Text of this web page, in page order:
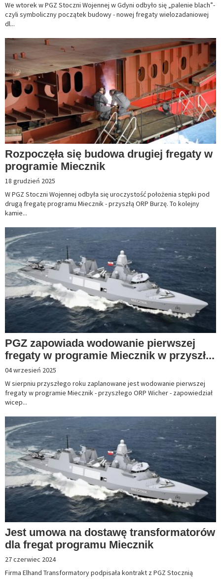
We wtorek w PGZ Stoczni Wojennej w Gdyni odbyło się „palenie blach”-
czyli symboliczny początek budowy - nowej fregaty wielozadaniowej
dl...
Rozpoczęła się budowa drugiej fregaty w
programie Miecznik
18 grudzień 2025
W PGZ Stoczni Wojennej odbyła się uroczystość położenia stępki pod
drugą fregatę programu Miecznik - przyszłą ORP Burzę. To kolejny
kamie...
PGZ zapowiada wodowanie pierwszej
fregaty w programie Miecznik w przyszł...
04 wrzesień 2025
W sierpniu przyszłego roku zaplanowane jest wodowanie pierwszej
fregaty w programie Miecznik - przyszłego ORP Wicher - zapowiedział
wicep...
Jest umowa na dostawę transformatorów
dla fregat programu Miecznik
27 czerwiec 2024
Firma Elhand Transformatory podpisała kontrakt z PGZ Stocznią